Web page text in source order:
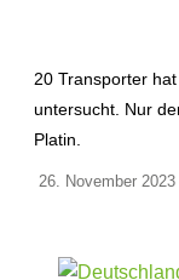
20 Transporter
untersucht. Nur
Platin.
26. November 2023